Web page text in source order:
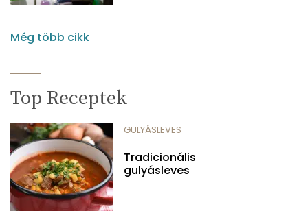
Még több cikk
Top Receptek
GULYÁSLEVES
Tradicionális
gulyásleves